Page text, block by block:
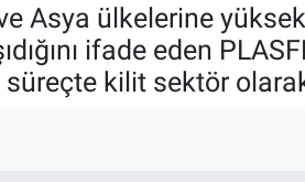
ve Asya ülkelerine
ifade eden
kilit sektör olarak